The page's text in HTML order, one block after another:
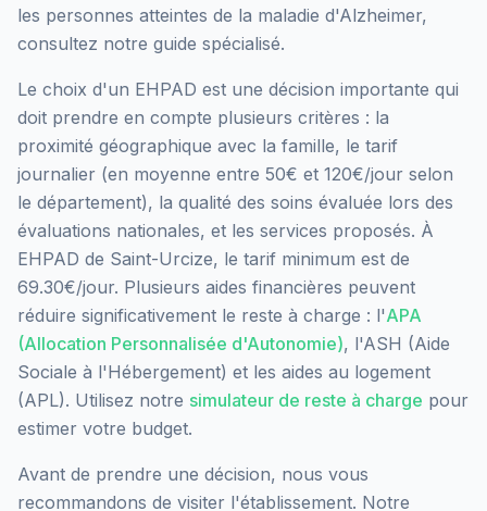
les personnes atteintes de la maladie d'Alzheimer,
consultez notre guide spécialisé.
Le choix d'un EHPAD est une décision importante qui
doit prendre en compte plusieurs critères : la
proximité géographique avec la famille, le tarif
journalier (en moyenne entre 50€ et 120€/jour selon
le département), la qualité des soins évaluée lors des
évaluations nationales, et les services proposés. À
EHPAD de Saint-Urcize, le tarif minimum est de
69.30€/jour. Plusieurs aides financières peuvent
réduire significativement le reste à charge : l'APA
(Allocation Personnalisée d'Autonomie), l'ASH (Aide
Sociale à l'Hébergement) et les aides au logement
(APL). Utilisez notre simulateur de reste à charge pour
estimer votre budget.
Avant de prendre une décision, nous vous
recommandons de visiter l'établissement. Notre